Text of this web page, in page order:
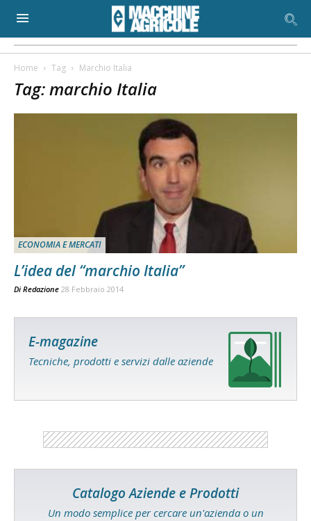
Home Tag Marchio Italia
Tag: marchio Italia
ECONOMIA E MERCATI
L’idea del “marchio Italia”
Di Redazione 28 Febbraio 2014
E-magazine
Tecniche, prodotti e servizi dalle aziende
Catalogo Aziende e Prodotti
Un modo semplice per cercare un'azienda o un